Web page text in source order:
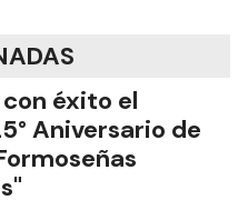
éxito el
Aniversario de